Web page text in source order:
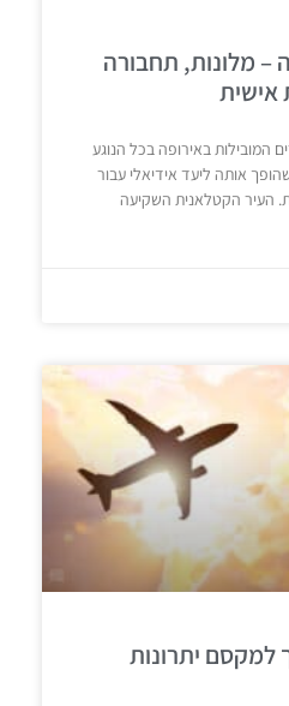
– מלונות, תחבורה
באירופה בכל הנוגע
אותה ליעד אידיאלי עבור
העיר הקטלאנית השקיעה
יתרונות